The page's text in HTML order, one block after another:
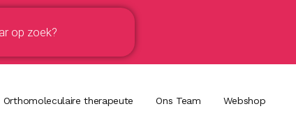
Orthomoleculaire therapeute Ons Team Webshop